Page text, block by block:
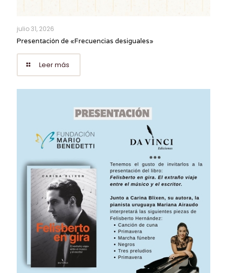
julio 31, 2026
Presentación de «Frecuencias desiguales»
Leer más